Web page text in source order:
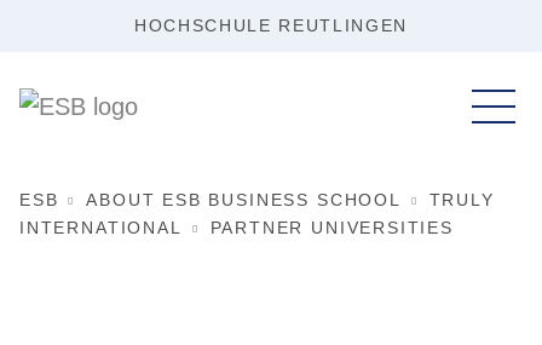
HOCHSCHULE REUTLINGEN
ESB ABOUT ESB BUSINESS SCHOOL
TRULY
INTERNATIONAL
PARTNER UNIVERSITIES